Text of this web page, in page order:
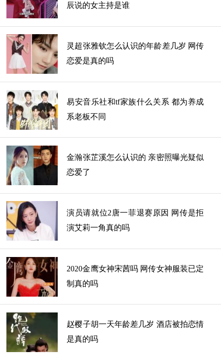
孙铱的真实年龄网上并没有详细的资料，根据一些
资料，我们看到孙铱在2011年时说是18岁，这应该就是
岁，这样子她就是1996年出生，也是因为不同种类的新
闻太多，真真假假，我们没办法辨别，她究竟是哪一年
出生的。
辰说的女主持是谁
灵超张雅钦怎么认识的年龄差几岁 网传
恋爱是真的吗
易安音乐社和tf家族什么关系 都为养成
系老板不同
金瀚张芷溪怎么认识的 亲密照曝光疑似
恋爱了
演员请就位2唐一菲退赛原因 网传是拒
演艾莉一角真的吗
2020金鹰女神宋茜吗 网传女神服装已定
制真的吗
赵樱子胡一天年龄差几岁 酒店被拍恋情
是真的吗